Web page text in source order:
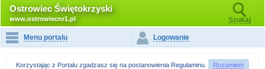
Ostrowiec Świętokrzyski
www.ostrowiecnr1.pl Szukaj
Menu portalu Logowanie
Korzystając z Portalu zgadzasz się na postanowienia Regulaminu Rozumiem